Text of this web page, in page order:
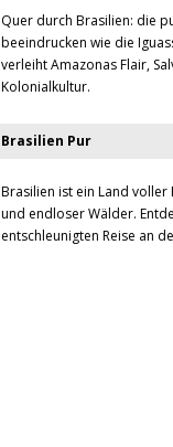
Quer durch Brasilien: die
beeindrucken wie die
verleiht Amazonas Flair,
Kolonialkultur.
Brasilien Pur
Brasilien ist ein Land
und endloser Wälder.
entschleunigten Reise an